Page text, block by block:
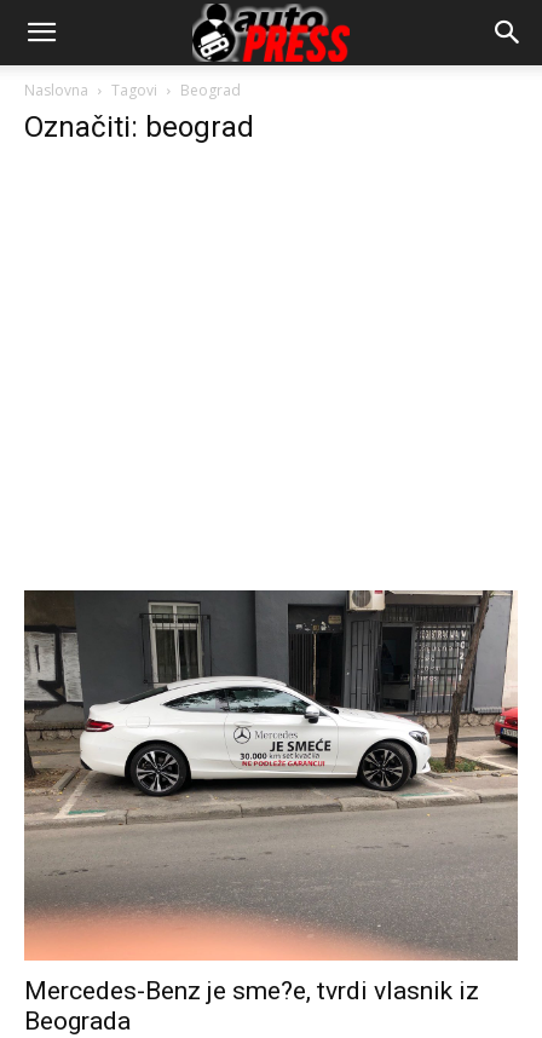
AutopressHR
Naslovna Tagovi Beograd
Označiti: beograd
Mercedes-Benz je sme?e, tvrdi vlasnik iz
Beograda